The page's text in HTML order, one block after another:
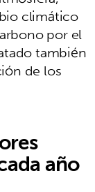
climático
por el
también
de los
año